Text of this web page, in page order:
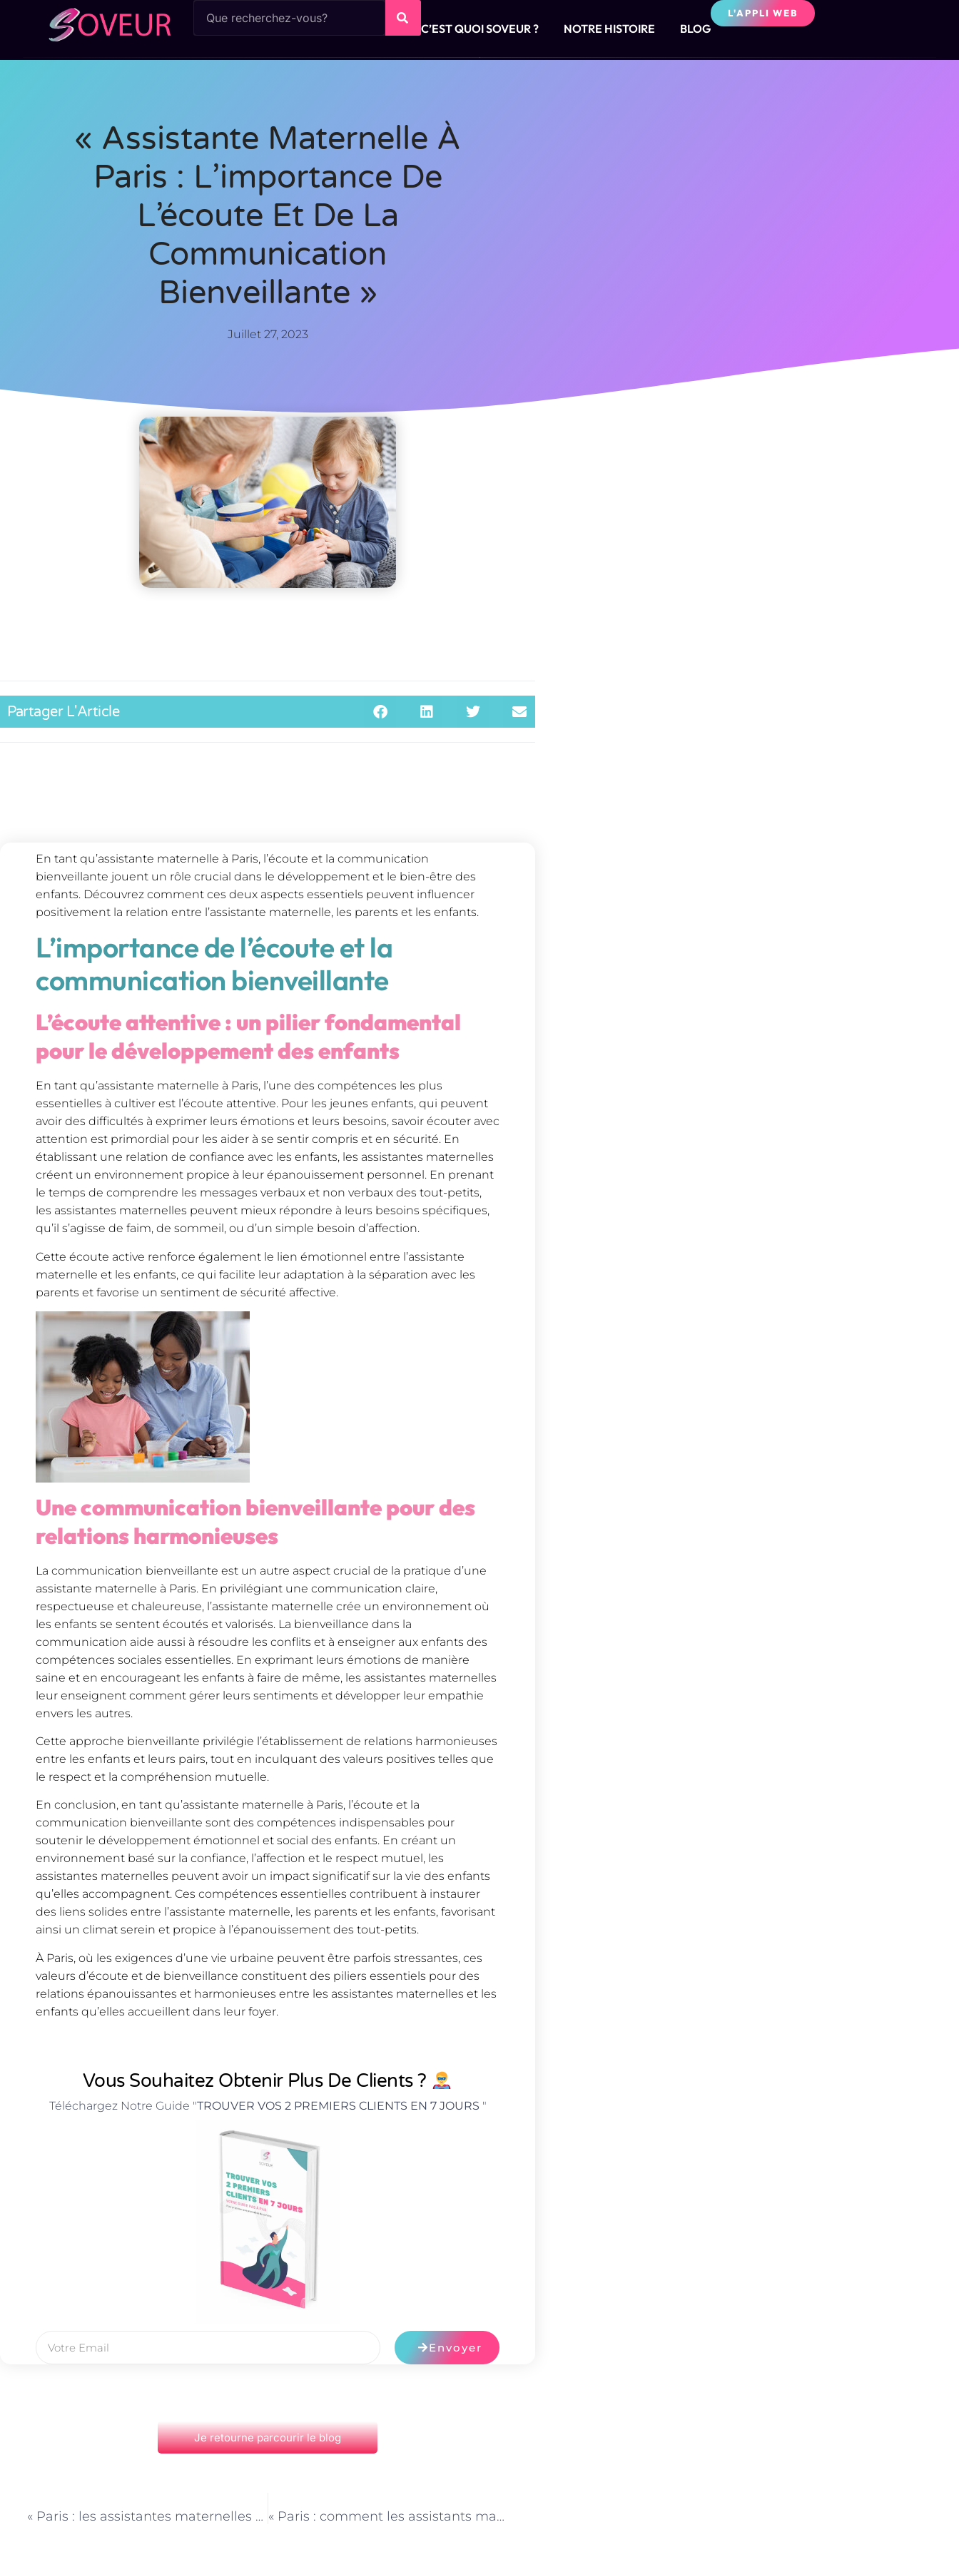
C’EST QUOI SOVEUR ? NOTRE HISTOIRE BLOG
L'APPLI WEB
« Assistante Maternelle À
Paris : L’importance De
L’écoute Et De La
Communication
Bienveillante »
Juillet 27, 2023
Partager L'Article
En tant qu’assistante maternelle à Paris, l’écoute et la communication
bienveillante jouent un rôle crucial dans le développement et le bien-être des
enfants. Découvrez comment ces deux aspects essentiels peuvent influencer
positivement la relation entre l’assistante maternelle, les parents et les enfants.
L’importance de l’écoute et la
communication bienveillante
L’écoute attentive : un pilier fondamental
pour le développement des enfants
En tant qu’assistante maternelle à Paris, l’une des compétences les plus
essentielles à cultiver est l’écoute attentive. Pour les jeunes enfants, qui peuvent
avoir des difficultés à exprimer leurs émotions et leurs besoins, savoir écouter avec
attention est primordial pour les aider à se sentir compris et en sécurité. En
établissant une relation de confiance avec les enfants, les assistantes maternelles
créent un environnement propice à leur épanouissement personnel. En prenant
le temps de comprendre les messages verbaux et non verbaux des tout-petits,
les assistantes maternelles peuvent mieux répondre à leurs besoins spécifiques,
qu’il s’agisse de faim, de sommeil, ou d’un simple besoin d’affection.
Cette écoute active renforce également le lien émotionnel entre l’assistante
maternelle et les enfants, ce qui facilite leur adaptation à la séparation avec les
parents et favorise un sentiment de sécurité affective.
Une communication bienveillante pour des
relations harmonieuses
La communication bienveillante est un autre aspect crucial de la pratique d’une
assistante maternelle à Paris. En privilégiant une communication claire,
respectueuse et chaleureuse, l’assistante maternelle crée un environnement où
les enfants se sentent écoutés et valorisés. La bienveillance dans la
communication aide aussi à résoudre les conflits et à enseigner aux enfants des
compétences sociales essentielles. En exprimant leurs émotions de manière
saine et en encourageant les enfants à faire de même, les assistantes maternelles
leur enseignent comment gérer leurs sentiments et développer leur empathie
envers les autres.
Cette approche bienveillante privilégie l’établissement de relations harmonieuses
entre les enfants et leurs pairs, tout en inculquant des valeurs positives telles que
le respect et la compréhension mutuelle.
En conclusion, en tant qu’assistante maternelle à Paris, l’écoute et la
communication bienveillante sont des compétences indispensables pour
soutenir le développement émotionnel et social des enfants. En créant un
environnement basé sur la confiance, l’affection et le respect mutuel, les
assistantes maternelles peuvent avoir un impact significatif sur la vie des enfants
qu’elles accompagnent. Ces compétences essentielles contribuent à instaurer
des liens solides entre l’assistante maternelle, les parents et les enfants, favorisant
ainsi un climat serein et propice à l’épanouissement des tout-petits.
À Paris, où les exigences d’une vie urbaine peuvent être parfois stressantes, ces
valeurs d’écoute et de bienveillance constituent des piliers essentiels pour des
relations épanouissantes et harmonieuses entre les assistantes maternelles et les
enfants qu’elles accueillent dans leur foyer.
Vous Souhaitez Obtenir Plus De Clients ?
Téléchargez Notre Guide "TROUVER VOS 2 PREMIERS CLIENTS EN 7 JOURS "
Envoyer
Je retourne parcourir le blog
« Paris : les assistantes maternelles et l’importance du jeu dans l’apprentissage des tout-petits » « Paris : comment les assistants maternels doivent-ils l’autonomie et la confiance en soi des enfants ? »